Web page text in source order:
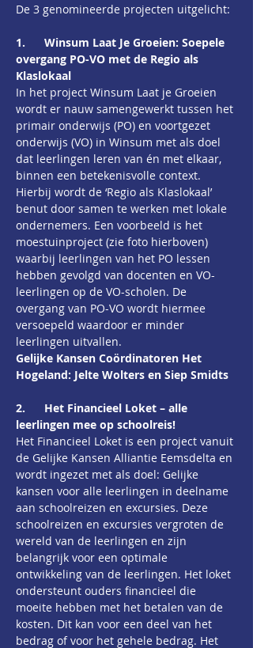
De 3 genomineerde projecten uitgelicht:
1.      Winsum Laat Je Groeien: Soepele
overgang PO-VO met de Regio als
Klaslokaal
In het project Winsum Laat je Groeien
wordt er nauw samengewerkt tussen het
primair onderwijs (PO) en voortgezet
onderwijs (VO) in Winsum met als doel
dat leerlingen leren van én met elkaar,
binnen een betekenisvolle context.
Hierbij wordt de ‘Regio als Klaslokaal’
benut door samen te werken met lokale
ondernemers. Een voorbeeld is het
moestuinproject (zie foto hierboven)
waarbij leerlingen van het PO lessen
hebben gevolgd van docenten en VO-
leerlingen op de VO-scholen. De
overgang van PO-VO wordt hiermee
versoepeld waardoor er minder
leerlingen uitvallen.
Gelijke Kansen Coördinatoren Het
Hogeland: Jelte Wolters en Siep Smidts
2.      Het Financieel Loket – alle
leerlingen mee op schoolreis!
Het Financieel Loket is een project vanuit
de Gelijke Kansen Alliantie Eemsdelta en
wordt ingezet met als doel: Gelijke
kansen voor alle leerlingen in deelname
aan schoolreizen en excursies. Deze
schoolreizen en excursies vergroten de
wereld van de leerlingen en zijn
belangrijk voor een optimale
ontwikkeling van de leerlingen. Het loket
ondersteunt ouders financieel die
moeite hebben met het betalen van de
kosten. Dit kan voor een deel van het
bedrag of voor het gehele bedrag. Het